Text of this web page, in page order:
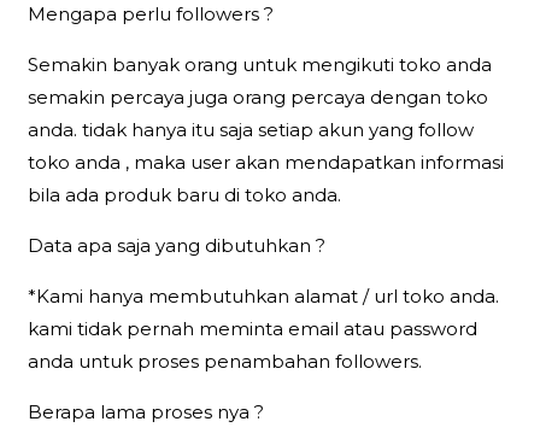
Mengapa perlu followers ?
Semakin banyak orang untuk mengikuti toko anda
semakin percaya juga orang percaya dengan toko
anda. tidak hanya itu saja setiap akun yang follow
toko anda , maka user akan mendapatkan informasi
bila ada produk baru di toko anda.
Data apa saja yang dibutuhkan ?
*Kami hanya membutuhkan alamat / url toko anda.
kami tidak pernah meminta email atau password
anda untuk proses penambahan followers.
Berapa lama proses nya ?